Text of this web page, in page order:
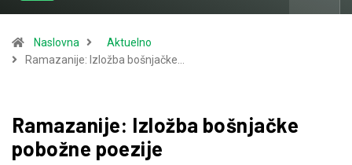
Naslovna
Aktuelno
Ramazanije: Izložba bošnjačke…
Ramazanije: Izložba bošnjačke
pobožne poezije